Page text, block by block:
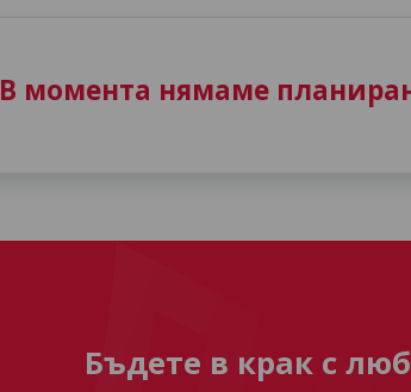
В момента нямаме
Бъдете в крак с